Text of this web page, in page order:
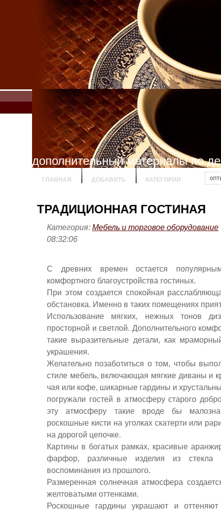
дополнительный материалы по
ГЛАВНАЯ ДОБАВИТЬ КАТЕГОРИИ
ТРАДИЦИОННАЯ ГОСТИНАЯ
Категория: Мебель и торговое оборудование
08:32:06
С древних времен остается
комфортного благоустройства гостиных.
При этом создается спокойная
обстановка. Именно в таких помещениях
Использование мягких, нежных тонов
просторной и светлой. Дополнительного
такие выразительные детали, как
украшения.
Желательно позаботиться о том, чтобы
стиле мебель, включающая мягкие диваны и
чая или кофе, шикарные гардины и
погружали гостей в атмосферу старого
эту атмосферу такие вроде бы
роскошные кисти на уголках скатерти или
на дорогой цепочке.
Картины в богатых рамках, красивые
фарфор, различные изделия из стекла
воспоминания из прошлого.
Размеренная солнечная атмосфера
желтоватыми оттенками.
Роскошные гардины украшают и оттеняют